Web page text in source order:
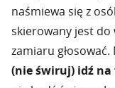
naśmiewa się z
skierowany jest
zamiaru
(nie świruj) idź na